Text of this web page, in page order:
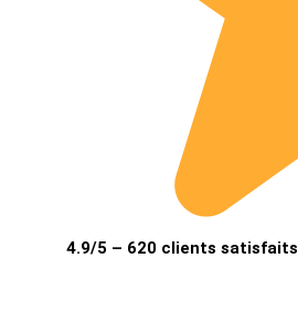
4.9/5 – 620 clients satisfaits